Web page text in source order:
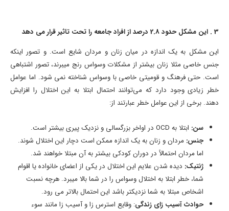
3 . این مشکل حدود 2.8 درصد از افراد جامعه را تحت تاثیر قرار می دهد
این مشکل به یک اندازه در میان زنان و مردان شایع است. و تصور اینکه
جنس خاصی مثلا زنان بیشتر از مشکلات وسواس رنج میبرند، تصور اشتباهی
است. حتی فرهنگ و قومیتی خاصی با وسواس شناخته نمی شود. اما عوامل
خطر زیادی وجود دارد که می‌توانند احتمال ابتلا به این اختلال را افزایش
دهند. برخی از این عوامل خطر عبارتند از:
سن: ابتلا به OCD در اواخر بزرگسالی و نزدیک پیری بیشتر است.
جنس: مردان و زنان به یک اندازه ممکن است دچار این اختلال شوند.
اما مردان احتمالاً در دوران كودكى بیشتر به آن مبتلا خواهند شد.
ژنتیک: دیده شدن علایم این اختلال در یکی از اعضای خانواده یا اقوام
شما، خطر ابتلا به اختلال وسواس را در شما بالا میبرد. هرچه نسبت
اشخاص مبتلا به شما نزدیکتر باشد این احتمال بالاتر می رود.
حوادث آسیب زای زندگی: وقایع استرس زا و آسیب زا مانند سوء